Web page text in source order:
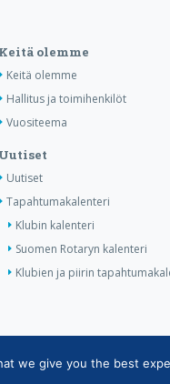
Keitä olemme
Keitä olemme
Hallitus ja toimihenkilöt
Vuositeema
Uutiset
Uutiset
Tapahtumakalenteri
Klubin kalenteri
Suomen Rotaryn kalenteri
Klubien ja piirin
ry 2026 |
we give you the best